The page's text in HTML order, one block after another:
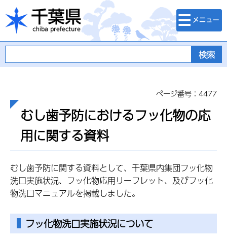
千葉県
検索・メニュ
ー
ページ番号：4477
むし歯予防におけるフッ化物の応
用に関する資料
むし歯予防に関する資料として、千葉県内集団フッ化物
洗口実施状況、フッ化物応用リーフレット、及びフッ化
物洗口マニュアルを掲載しました。
フッ化物洗口実施状況について